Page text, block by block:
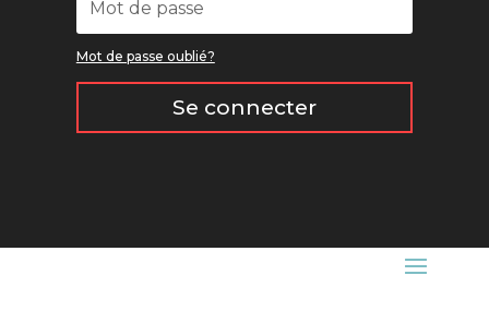
Mot de passe oublié?
Se connecter